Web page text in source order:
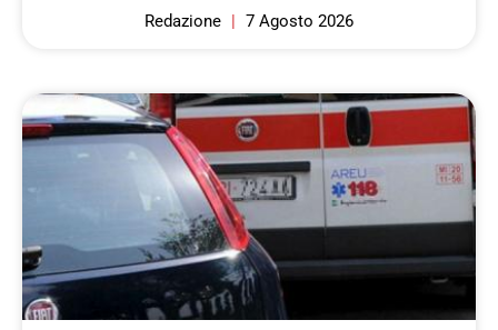
Redazione 7 Agosto 2026